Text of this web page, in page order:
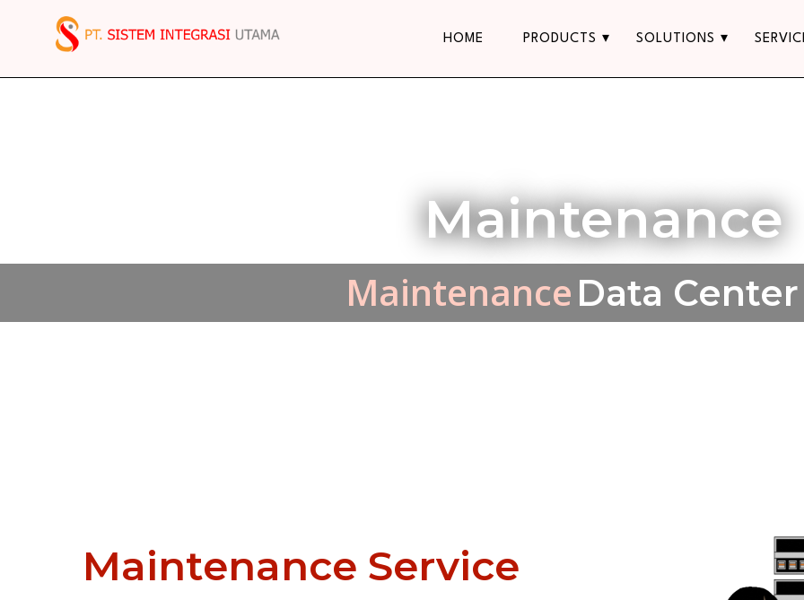
HOME PRODUCTS SOLUTIONS
Maintenance
MaintenanceIT |
Maintenance Service